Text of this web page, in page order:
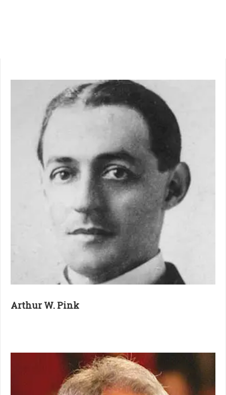
Arthur W. Pink